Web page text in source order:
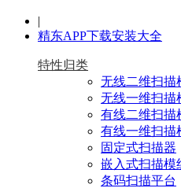
|
精东APP下载安装大全
特性归类
无线二维扫描
无线一维扫描
有线二维扫描
有线一维扫描
固定式扫描器
嵌入式扫描模
条码扫描平台